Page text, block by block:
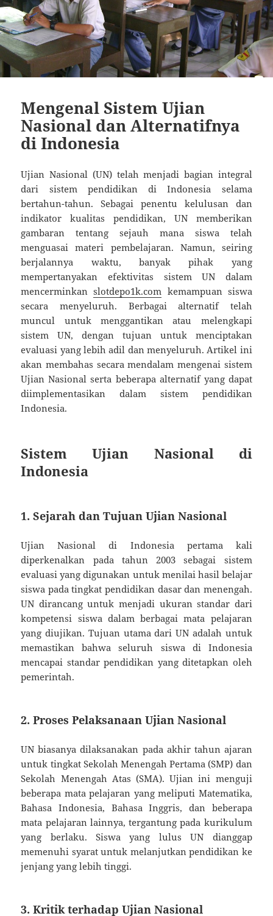
Mengenal Sistem Ujian
Nasional dan Alternatifnya
di Indonesia
Ujian Nasional (UN) telah menjadi bagian integral
dari sistem pendidikan di Indonesia selama
bertahun-tahun. Sebagai penentu kelulusan dan
indikator kualitas pendidikan, UN memberikan
gambaran tentang sejauh mana siswa telah
menguasai materi pembelajaran. Namun, seiring
berjalannya waktu, banyak pihak yang
mempertanyakan efektivitas sistem UN dalam
mencerminkanslotdepo1k.com kemampuan siswa
secara menyeluruh. Berbagai alternatif telah
muncul untuk menggantikan atau melengkapi
sistem UN, dengan tujuan untuk menciptakan
evaluasi yang lebih adil dan menyeluruh. Artikel ini
akan membahas secara mendalam mengenai sistem
Ujian Nasional serta beberapa alternatif yang dapat
diimplementasikan dalam sistem pendidikan
Indonesia.
Sistem Ujian Nasional di
Indonesia
1. Sejarah dan Tujuan Ujian Nasional
Ujian Nasional di Indonesia pertama kali
diperkenalkan pada tahun 2003 sebagai sistem
evaluasi yang digunakan untuk menilai hasil belajar
siswa pada tingkat pendidikan dasar dan menengah.
UN dirancang untuk menjadi ukuran standar dari
kompetensi siswa dalam berbagai mata pelajaran
yang diujikan. Tujuan utama dari UN adalah untuk
memastikan bahwa seluruh siswa di Indonesia
mencapai standar pendidikan yang ditetapkan oleh
pemerintah.
2. Proses Pelaksanaan Ujian Nasional
UN biasanya dilaksanakan pada akhir tahun ajaran
untuk tingkat Sekolah Menengah Pertama (SMP) dan
Sekolah Menengah Atas (SMA). Ujian ini menguji
beberapa mata pelajaran yang meliputi Matematika,
Bahasa Indonesia, Bahasa Inggris, dan beberapa
mata pelajaran lainnya, tergantung pada kurikulum
yang berlaku. Siswa yang lulus UN dianggap
memenuhi syarat untuk melanjutkan pendidikan ke
jenjang yang lebih tinggi.
3. Kritik terhadap Ujian Nasional